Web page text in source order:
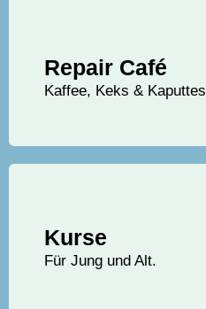
Repair Café
Kaffee, Keks & Kaputtes
Kurse
Für Jung und Alt.